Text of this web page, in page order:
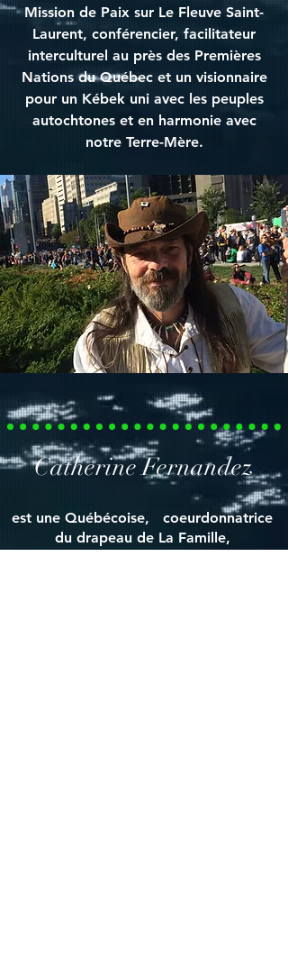
Mission de Paix sur Le Fleuve Saint-
Laurent, conférencier, facilitateur
interculturel au près des Premières
Nations du Québec et un visionnaire
pour un Kébek uni avec les peuples
autochtones et en harmonie avec
notre Terre-Mère.
Catherine Fernandez
est une Québécoise, coeurdonnatrice
du drapeau de La Famille,